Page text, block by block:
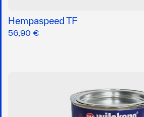
Hempaspeed TF
56,90 €